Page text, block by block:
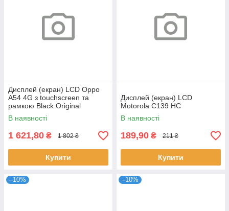
Дисплей (екран) LCD Oppo
A54 4G з touchscreen та
рамкою Black Original
В наявності
1 621,80 ₴ 1 802 ₴
Купити
Дисплей (екран) LCD
Motorola C139 HC
В наявності
189,90 ₴ 211 ₴
Купити
–10% –10%